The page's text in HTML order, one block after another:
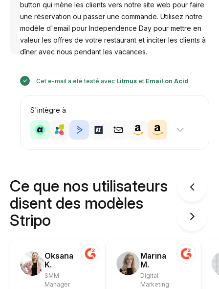
Conçu par
Anastasiia
button qui mène les clients vers notre site web pour faire
une réservation ou passer une commande. Utilisez notre
modèle d'email pour Independence Day pour mettre en
valeur les offres de votre restaurant et inciter les clients à
dîner avec nous pendant les vacances.
Cet e-mail a été testé avec Litmus et Email on Acid
S'intègre à
Ce que nos utilisateurs
disent des modèles
Stripo
Oksana
K.
SMM
Manager
Marina
M.
Digital
Marketing